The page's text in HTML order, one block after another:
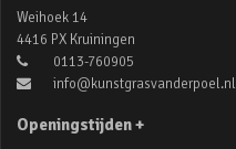
Weihoek 14
4416 PX Kruiningen
0113-760905
info@kunstgrasvanderpoel.nl
Openingstijden +